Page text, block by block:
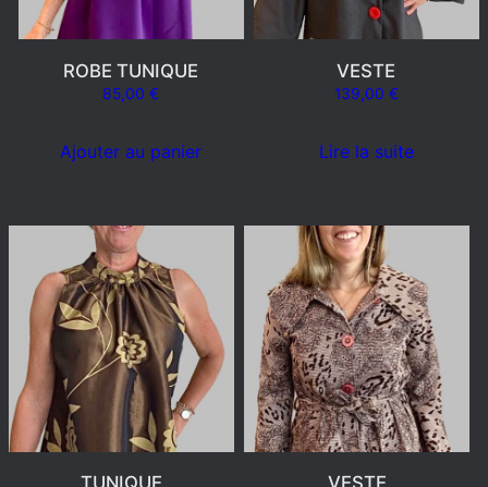
ROBE TUNIQUE
85,00€
Ajouter au panier
VESTE
139,00 €
Lire la suite